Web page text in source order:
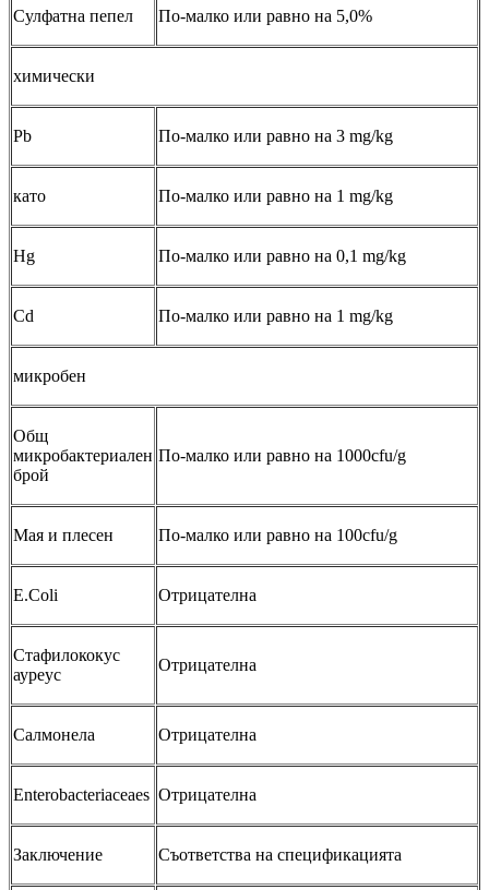
Сулфатна пепел По-малко или равно на 5,0%
химически
Pb По-малко или равно на 3 mg/kg
като По-малко или равно на 1 mg/kg
Hg По-малко или равно на 0,1 mg/kg
Cd По-малко или равно на 1 mg/kg
микробен
Общ
микробактериален
брой
По-малко или равно на 1000cfu/g
Мая и плесен По-малко или равно на 100cfu/g
E.Coli Отрицателна
Стафилококус
ауреус
Отрицателна
Салмонела Отрицателна
Enterobacteriaceaes Отрицателна
Заключение Съответства на спецификацията